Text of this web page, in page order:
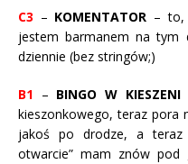
C3 – KOMENTATOR – to,
jestem barmanem na tym
dziennie (bez stringów;)
B1 – BINGO W KIESZENI
kieszonkowego, teraz pora
jakoś po drodze, a teraz
otwarcie” mam znów pod